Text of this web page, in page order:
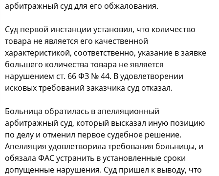
арбитражный суд для его обжалования.
Суд первой инстанции установил, что количество
товара не является его качественной
характеристикой, соответственно, указание в заявке
большего количества товара не является
нарушением ст. 66 ФЗ № 44. В удовлетворении
исковых требований заказчика суд отказал.
Больница обратилась в апелляционный
арбитражный суд, который высказал иную позицию
по делу и отменил первое судебное решение.
Апелляция удовлетворила требования больницы, и
обязала ФАС устранить в установленные сроки
допущенные нарушения. Суд пришел к выводу, что